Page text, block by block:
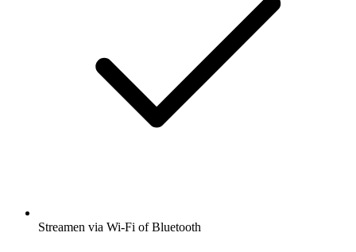
Streamen via Wi-Fi of Bluetooth